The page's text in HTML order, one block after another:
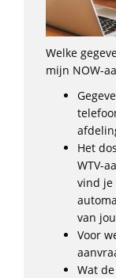
Welke
mijn NOW-
Het
WTV-
vind je
van
Voor
Wat